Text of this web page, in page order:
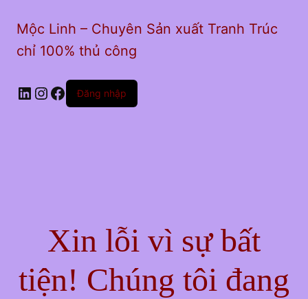
Mộc Linh – Chuyên Sản xuất Tranh Trúc
chỉ 100% thủ công
LinkedIn
Instagram
Facebook
Đăng nhập
Xin lỗi vì sự bất
tiện! Chúng tôi đang